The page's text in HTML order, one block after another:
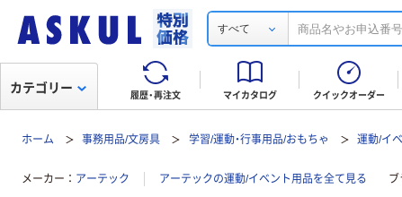
すべて
履歴・再注文 マイカタログ クイックオーダー
カテゴリー
ホーム 事務用品/文房具 学習/運動・行事用品/おもちゃ 運動/イ
メーカー アーテック アーテックの運動/イベント用品を全て見る ブ